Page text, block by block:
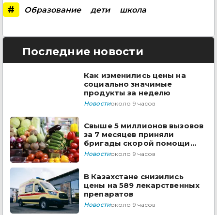
# Образование дети школа
Последние новости
Как изменились цены на
социально значимые
продукты за неделю
Новостиоколо 9 часов
Свыше 5 миллионов вызовов
за 7 месяцев приняли
бригады скорой помощи
Казахстана
Новостиоколо 9 часов
В Казахстане снизились
цены на 589 лекарственных
препаратов
Новостиоколо 9 часов